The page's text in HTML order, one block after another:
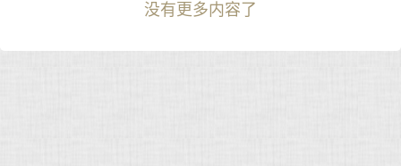
没有更多内容了